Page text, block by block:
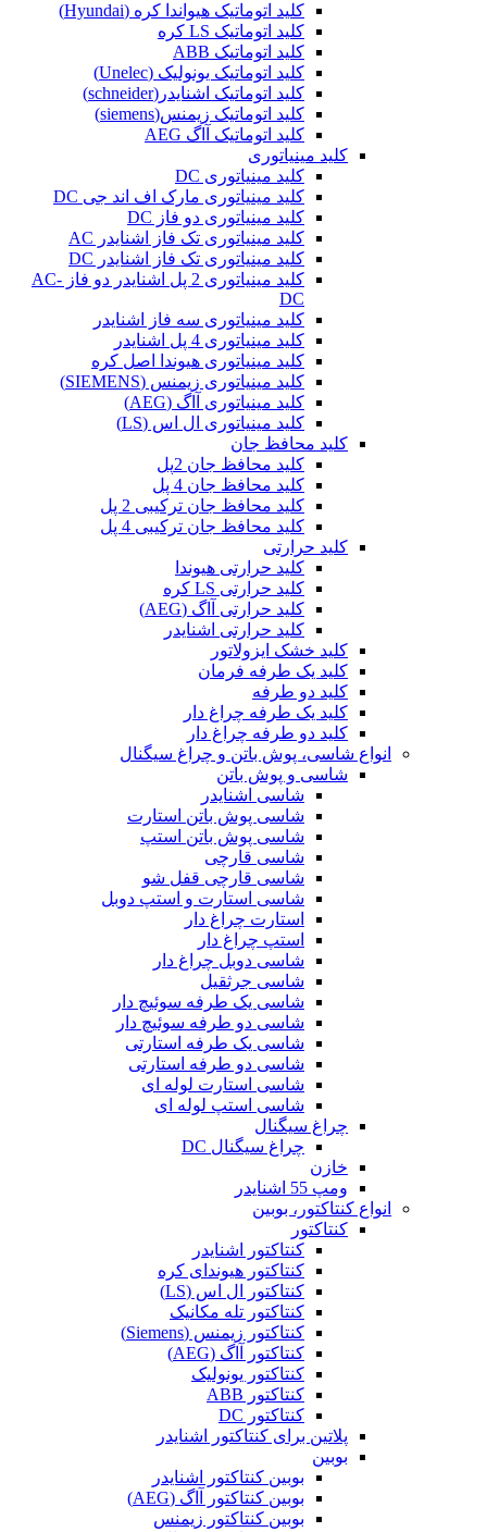
کلید اتوماتیک هیواندا کره (Hyundai)
کلید اتوماتیک LS کره
کلید اتوماتیک ABB
کلید اتوماتیک یونولیک (Unelec)
کلید اتوماتیک اشنایدر(schneider)
کلید اتوماتیک زیمنس(siemens)
کلید اتوماتیک آاگ AEG
کلید مینیاتوری
کلید مینیاتوری DC
کلید مینیاتوری مارک اف اند جی DC
کلید مینیاتوری دو فاز DC
کلید مینیاتوری تک فاز اشنایدر AC
کلید مینیاتوری تک فاز اشنایدر DC
کلید مینیاتوری 2 پل اشنایدر دو فاز AC-
DC
کلید مینیاتوری سه فاز اشنایدر
کلید مینیاتوری 4 پل اشنایدر
کلید مینیاتوری هیوندا اصل کره
کلید مینیاتوری زیمنس (SIEMENS)
کلید مینیاتوری آاگ (AEG)
کلید مینیاتوری ال اس (LS)
کلید محافظ جان
کلید محافظ جان 2پل
کلید محافظ جان 4 پل
کلید محافظ جان ترکیبی 2 پل
کلید محافظ جان ترکیبی 4 پل
کلید حرارتی
کلید حرارتی هیوندا
کلید حرارتی LS کره
کلید حرارتی آاگ (AEG)
کلید حرارتی اشنایدر
کلید خشک ایزولاتور
کلید یک طرفه فرمان
کلید دو طرفه
کلید یک طرفه چراغ دار
کلید دو طرفه چراغ دار
انواع شاسی، پوش باتن و چراغ سیگنال
شاسی و پوش باتن
شاسی اشنایدر
شاسی پوش باتن استارت
شاسی پوش باتن استپ
شاسی قارچی
شاسی قارچی قفل شو
شاسی استارت و استپ دوبل
استارت چراغ دار
استپ چراغ دار
شاسی دوبل چراغ دار
شاسی جرثقیل
شاسی یک طرفه سوئیچ دار
شاسی دو طرفه سوئیچ دار
شاسی یک طرفه استارتی
شاسی دو طرفه استارتی
شاسی استارت لوله ای
شاسی استپ لوله ای
چراغ سیگنال
چراغ سیگنال DC
خازن
ومپ 55 اشنایدر
انواع کنتاکتور، بوبین
کنتاکتور
کنتاکتور اشنایدر
کنتاکتور هیوندای کره
کنتاکتور ال اس (LS)
کنتاکتور تله مکانیک
کنتاکتور زیمنس (Siemens)
کنتاکتور آاگ (AEG)
کنتاکتور یونولیک
کنتاکتور ABB
کنتاکتور DC
پلاتین برای کنتاکتور اشنایدر
بوبین
بوبین کنتاکتور اشنایدر
بوبین کنتاکتور آاگ (AEG)
بوبین کنتاکتور زیمنس